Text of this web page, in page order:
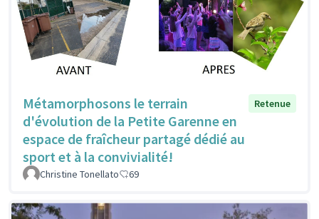
Métamorphosons le terrain
d'évolution de la Petite Garenne en
espace de fraîcheur partagé dédié au
sport et à la convivialité!
Retenue
Christine Tonellato 69